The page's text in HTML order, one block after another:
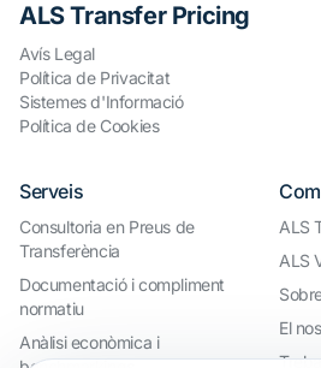
ALS Transfer Pricing
Avís Legal
Política de Privacitat
Sistemes d'Informació
Política de Cookies
Serveis
Consultoria en Preus de
Transferència
Documentació i compliment
normatiu
Anàlisi econòmica i
ALS
ALS
El